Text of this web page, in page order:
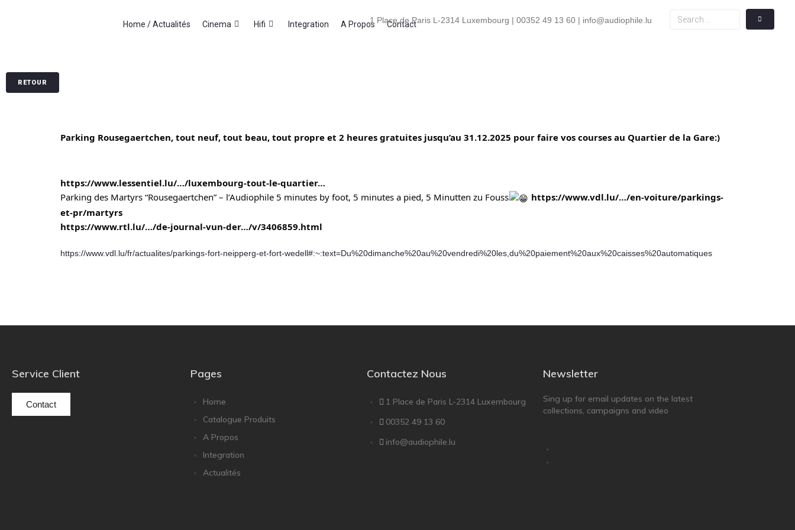
1 Place de Paris L-2314 Luxembourg | 00352 49 13 60 | info@audiophile.lu
Home / Actualités Cinema Hifi Integration A Propos Contact
RETOUR
Parking Rousegaertchen, tout neuf, tout beau, tout propre et 2 heures gratuites jusqu’au 31.12.2025 pour faire vos courses au Quartier de la Gare:)
https://www.lessentiel.lu/…/luxembourg-tout-le-quartier…
Parking des Martyrs “Rousegaertchen” – l’Audiophile 5 minutes by foot, 5 minutes a pied, 5 Minutten zu Fouss
https://www.vdl.lu/…/en-voiture/parkings-
et-pr/martyrs
https://www.rtl.lu/…/de-journal-vun-der…/v/3406859.html
https://www.vdl.lu/fr/actualites/parkings-fort-neipperg-et-fort-wedell#:~:text=Du%20dimanche%20au%20vendredi%20les,du%20paiement%20aux%20caisses%20automatiques
Service Client
Contact
Pages
Home
Catalogue Produits
A Propos
Integration
Actualités
Contactez Nous
1 Place de Paris L-2314 Luxembourg
00352 49 13 60
info@audiophile.lu
Newsletter
Sing up for email updates on the latest
collections, campaigns and video